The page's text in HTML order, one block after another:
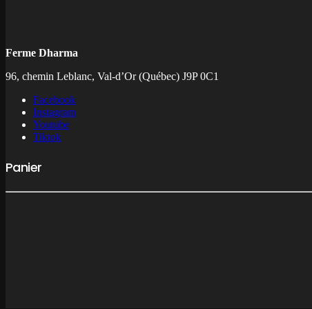
Ferme Dharma
96, chemin Leblanc, Val-d’Or (Québec) J9P 0C1
Facebook
Instagram
Youtube
Tiktok
Panier